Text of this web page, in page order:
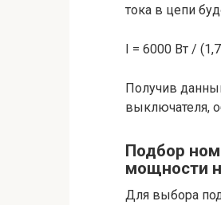
тока в цепи
I = 6000 Вт /
Получив
выключателя,
Подбор
мощности
Для выбора